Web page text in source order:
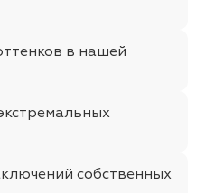
в нашей
собственных